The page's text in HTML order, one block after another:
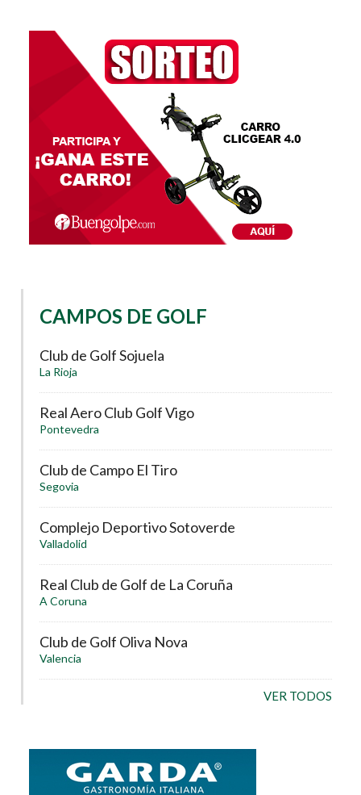
CAMPOS DE GOLF
Club de Golf Sojuela
La Rioja
Real Aero Club Golf Vigo
Pontevedra
Club de Campo El Tiro
Segovia
Complejo Deportivo Sotoverde
Valladolid
Real Club de Golf de La Coruña
A Coruna
Club de Golf Oliva Nova
Valencia
VER TODOS